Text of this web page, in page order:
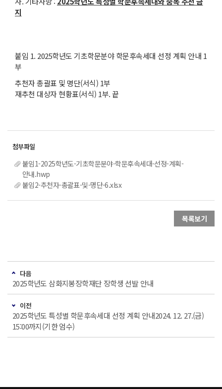
지
붙임 1. 2025학년도 기초학문분야 학문후속세대 선정 계획 안내 1
부
추천자 총괄표 및 명단(서식) 1부
재추천 대상자 현황표(서식) 1부. 끝
붙임1-2025학년도-기초학문분야-학문후속세대-선정-계획-
안내.hwp
붙임2-추천자-총괄표-및-명단-6.xlsx
목록보기
다음
2025학년도 삼화지봉장학재단 장학생 선발 안내
이전
2025학년도 특성별 학문후속세대 선정 계획 안내2024. 12. 27.(금)
15:00까지(기한 엄수)